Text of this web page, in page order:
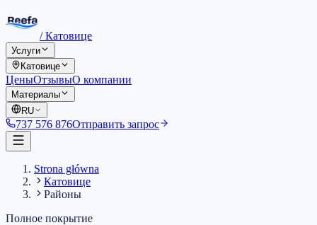
/Катовице
Услуги
Катовице
ЦеныОтзывыО компании
Материалы
RU
737 576 876Отправить запрос
Strona główna
Катовице
Районы
Полное покрытие